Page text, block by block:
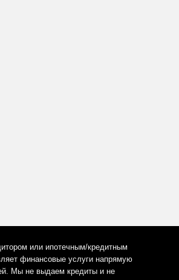
или ипотечным/кредитным
финансовые услуги напрямую
Мы не выдаем кредиты и не